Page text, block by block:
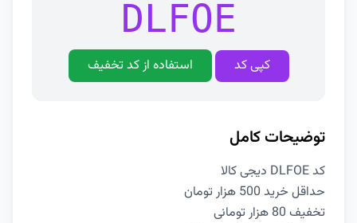
DLFOE
کپی کد استفاده از کد تخفیف
توضیحات کامل
کد DLFOE دیجی کالا
حداقل خرید 500 هزار تومان
تخفیف 80 هزار تومانی